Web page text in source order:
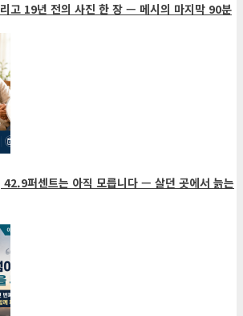
고 19년 전의 사진 한 장 — 메시의 마지막 90분
퍼센트는 아직 모릅니다 — 살던 곳에서 늙는